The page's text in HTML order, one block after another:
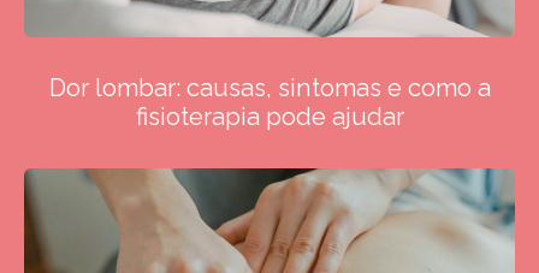
Dor lombar: causas, sintomas e como a
fisioterapia pode ajudar